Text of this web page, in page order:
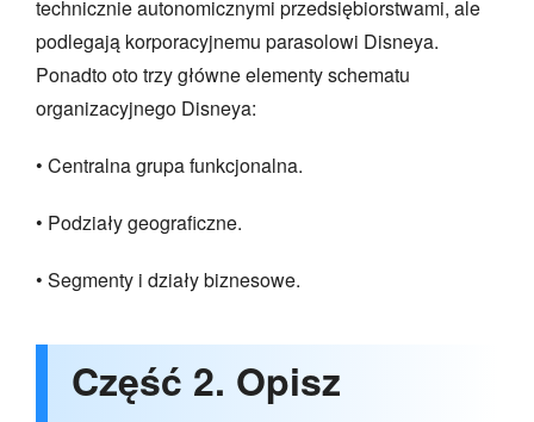
technicznie autonomicznymi przedsiębiorstwami, ale
podlegają korporacyjnemu parasolowi Disneya.
Ponadto oto trzy główne elementy schematu
organizacyjnego Disneya:
• Centralna grupa funkcjonalna.
• Podziały geograficzne.
• Segmenty i działy biznesowe.
Część 2. Opisz